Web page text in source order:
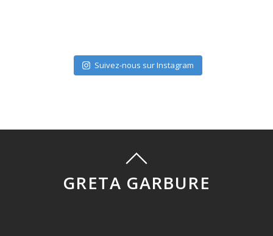
Suivez-nous sur Instagram
GRETA GARBURE